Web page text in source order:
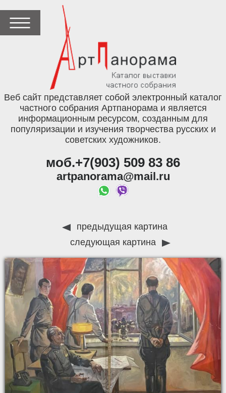
Веб сайт представляет собой электронный каталог
частного собрания Артпанорама и является
информационным ресурсом, созданным для
популяризации и изучения творчества русских и
советских художников.
моб.+7(903) 509 83 86
artpanorama@mail.ru
предыдущая картина
следующая картина